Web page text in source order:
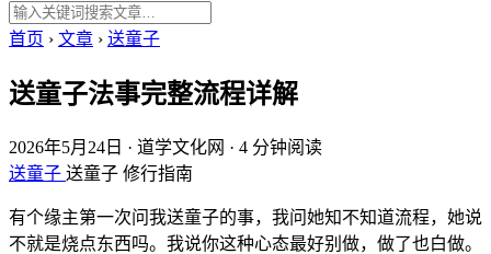
首页 › 文章 › 送童子
送童子法事完整流程详解
2026年5月24日 · 道学文化网 · 4 分钟阅读
送童子 送童子 修行指南
有个缘主第一次问我送童子的事，我问她知不知道流程，她说
不就是烧点东西吗。我说你这种心态最好别做，做了也白做。